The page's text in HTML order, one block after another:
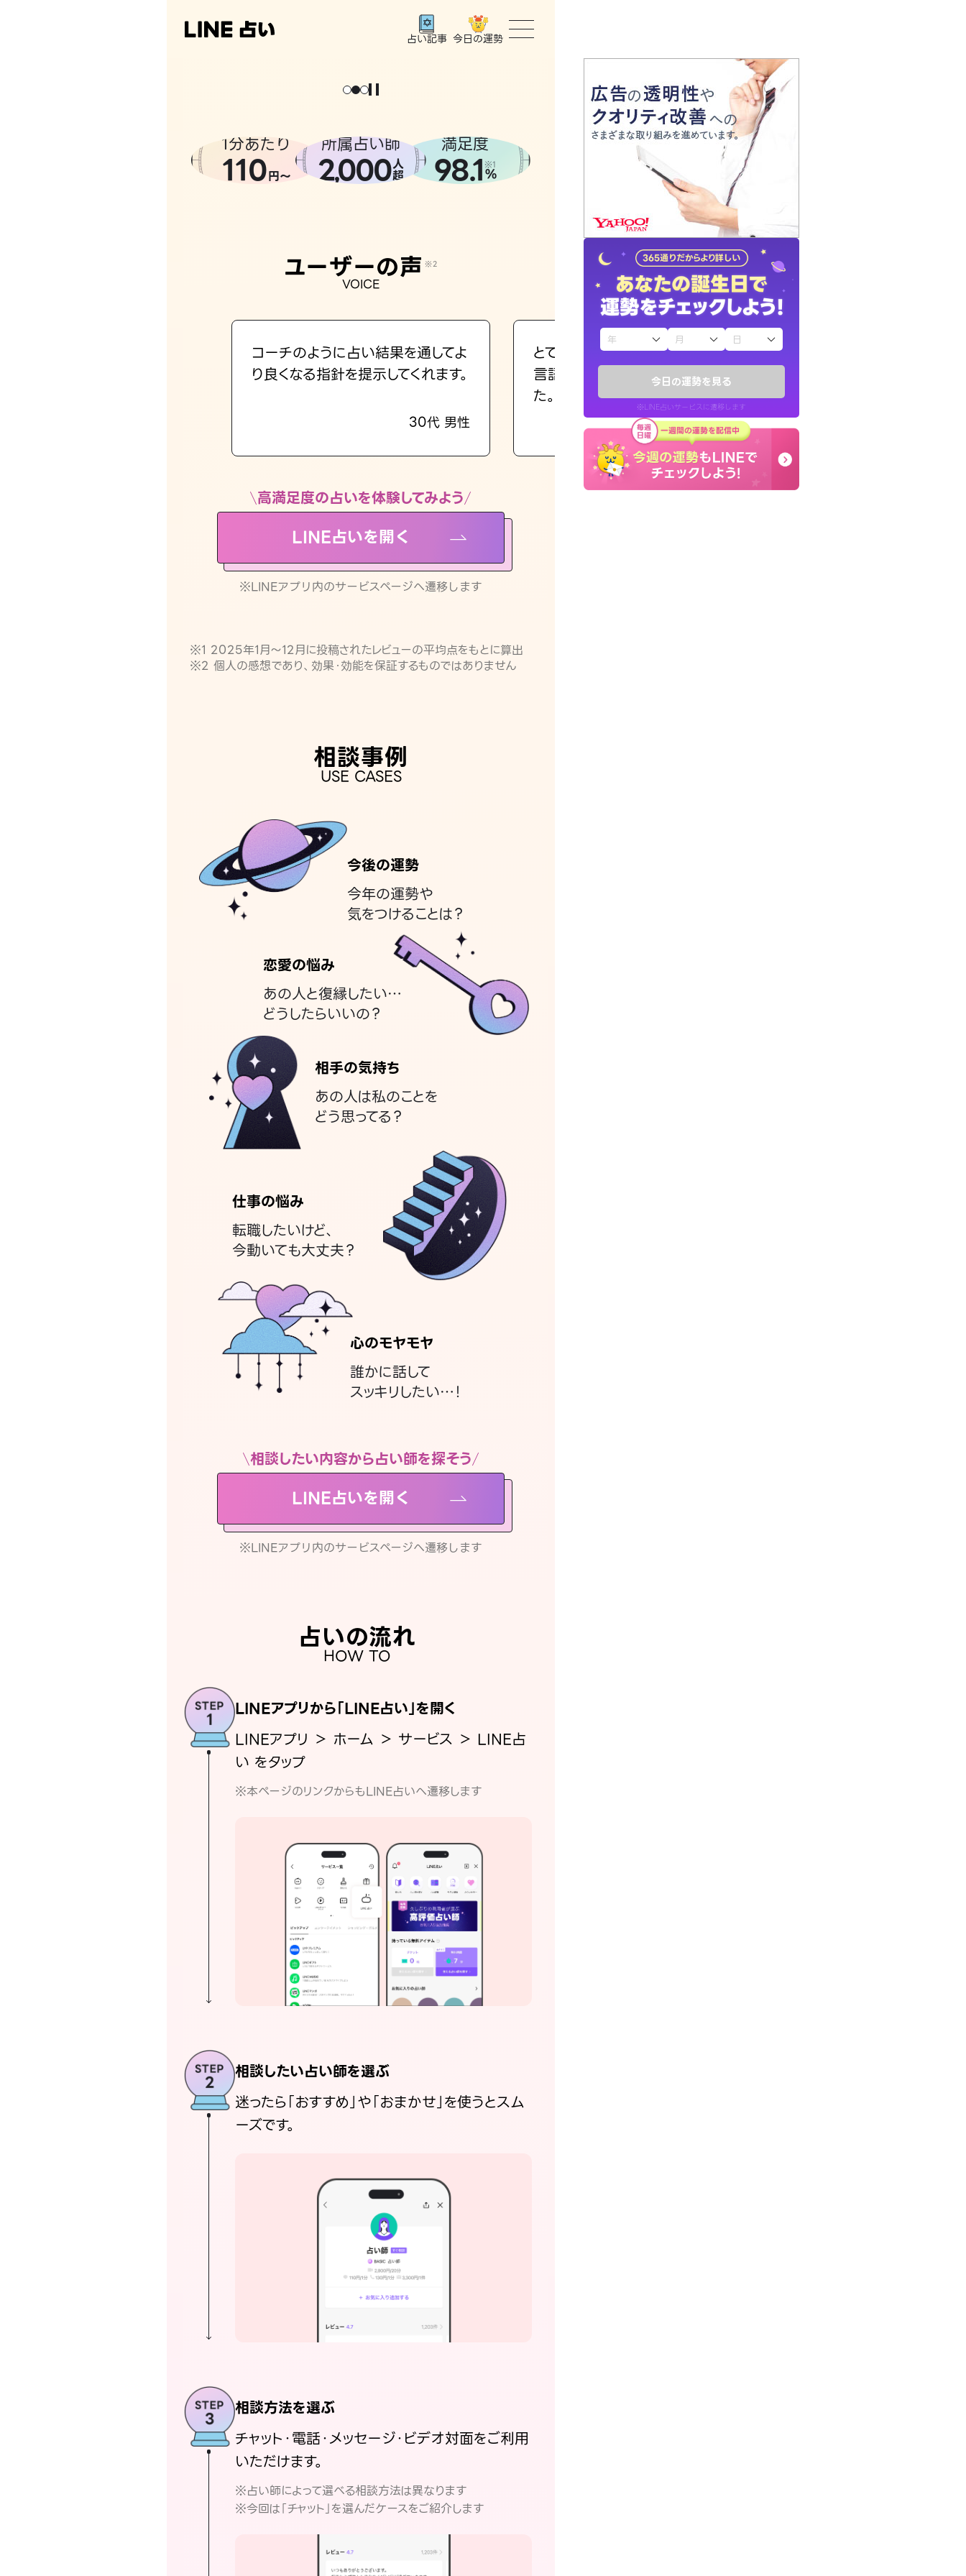
今日の運勢を見る
※LINE占いサービスに遷移します
占い記事 今日の運勢
トップ
ユーザーの声
占いの流れ
おすすめの占い師
よくある質問
えもじの子（占）12星座占い
お知らせ
1分あたり
110円〜
所属占い師
2,000人
超
満足度
98.1 ※1
%
ユーザーの声 ※2
VOICE
コーチのように占い結果を通してよ
り良くなる指針を提示してくれます。
30代 男性
とても的確で感じていた違和感を
言語化してくれたので腑に落ちまし
た。
30代 女性
高満足度の占いを体験してみよう
LINE占いを開く
※LINEアプリ内のサービスページへ遷移します
※1 2025年1月〜12月に投稿されたレビューの平均点をもとに算出
※2 個人の感想であり、効果・効能を保証するものではありません
相談事例
USE CASES
今後の運勢
今年の運勢や
気をつけることは？
恋愛の悩み
あの人と復縁したい…
どうしたらいいの？
相手の気持ち
あの人は私のことを
どう思ってる？
仕事の悩み
転職したいけど、
今動いても大丈夫？
心のモヤモヤ
誰かに話して
スッキリしたい…！
相談したい内容から占い師を探そう
LINE占いを開く
※LINEアプリ内のサービスページへ遷移します
占いの流れ
HOW TO
LINEアプリから「LINE占い」を開く
LINEアプリ ＞ ホーム ＞ サービス ＞ LINE占
い をタップ
※本ページのリンクからもLINE占いへ遷移します
相談したい占い師を選ぶ
迷ったら「おすすめ」や「おまかせ」を使うとスム
ーズです。
相談方法を選ぶ
チャット・電話・メッセージ・ビデオ対面をご利用
いただけます。
※占い師によって選べる相談方法は異なります
※今回は「チャット」を選んだケースをご紹介します